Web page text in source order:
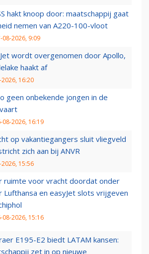
hakt knoop door: maatschappij gaat
nemen van A220-100-vloot
08-2026, 9:09
wordt overgenomen door Apollo,
haakt af
2026, 16:20
geen onbekende jongen in de
08-2026, 16:19
op vakantiegangers sluit vliegveld
zich aan bij ANVR
2026, 15:56
ruimte voor vracht doordat onder
Lufthansa en easyJet slots vrijgeven
08-2026, 15:16
E195-E2 biedt LATAM kansen:
zet in op nieuwe